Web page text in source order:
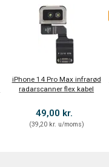
iPhone 14 Pro Max infrarød
radarscanner flex kabel
49,00 kr.
(39,20 kr. u/moms)